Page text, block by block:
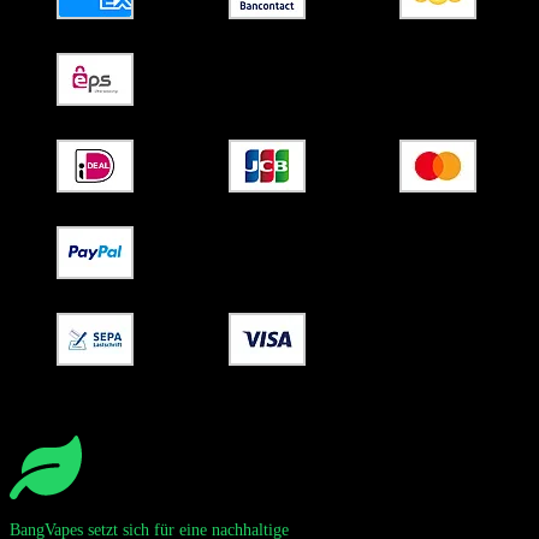
BangVapes setzt sich für eine nachhaltige